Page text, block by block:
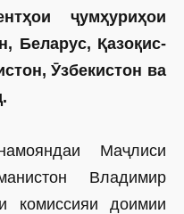
ҷумҳуриҳои
Беларус, Қазоқис­
Ӯзбекистон ва
Маҷлиси
Владимир
комиссияи доимии